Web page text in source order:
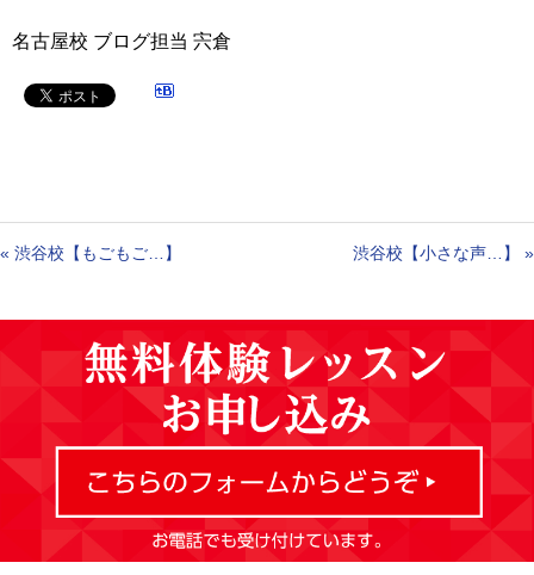
名古屋校 ブログ担当 宍倉
« 渋谷校【もごもご…】 渋谷校【小さな声…】 »